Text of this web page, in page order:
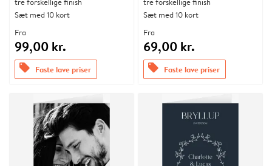
Sæt med 10 kort
Fra
99,00 kr.
offers Faste lave priser
Sæt med 10 kort
Fra
69,00 kr.
offers Faste lave priser